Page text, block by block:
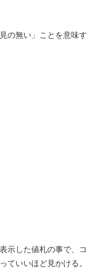
の無い」ことを意味す
示した値札の事で、コ
ていいほど見かける。